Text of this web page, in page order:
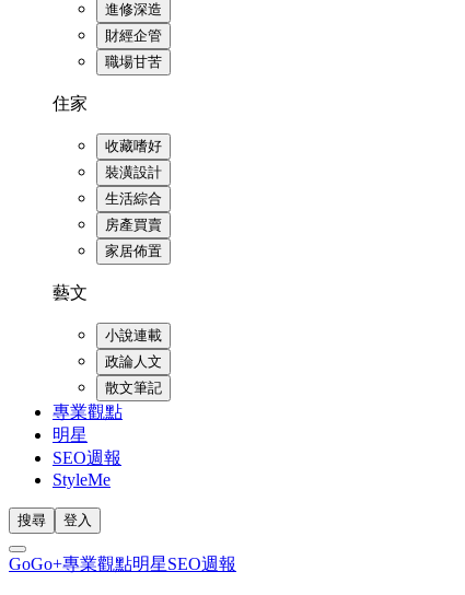
進修深造
財經企管
職場甘苦
住家
收藏嗜好
裝潢設計
生活綜合
房產買賣
家居佈置
藝文
小說連載
政論人文
散文筆記
專業觀點
明星
SEO週報
StyleMe
搜尋 登入
GoGo+專業觀點明星SEO週報